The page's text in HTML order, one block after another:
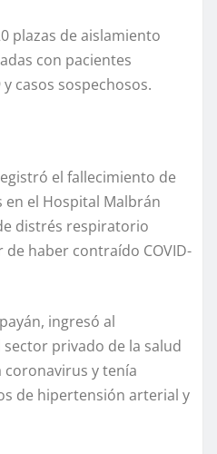
plazas de aislamiento
con pacientes
casos sospechosos.
el fallecimiento de
en el Hospital Malbrán
distrés respiratorio
haber contraído COVID-
ingresó al
privado de la salud
y tenía
de hipertensión arterial y